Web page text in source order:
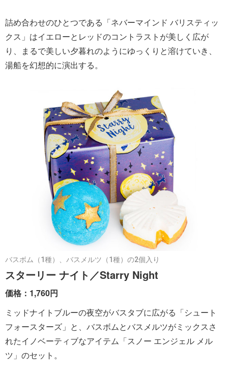
詰め合わせのひとつである「ネバーマインド バリスティッ
クス」はイエローとレッドのコントラストが美しく広が
り、まるで美しい夕暮れのようにゆっくりと溶けていき、
湯船を幻想的に演出する。
バスボム（1種）、バスメルツ（1種）の2個入り
スターリー ナイト／Starry Night
価格：1,760円
ミッドナイトブルーの夜空がバスタブに広がる「シュート
フォースターズ」と、バスボムとバスメルツがミックスさ
れたイノベーティブなアイテム「スノー エンジェル メル
ツ」のセット。